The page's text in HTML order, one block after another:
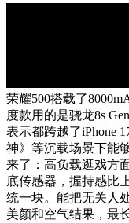
荣耀500搭载了
度款用的是骁龙8s
表示都跨越了iPhone
神》等沉载场景下能
来了：高负载逛戏方
底传感器，握持感比
统一块。能把无关人
美颜和空气结果，最